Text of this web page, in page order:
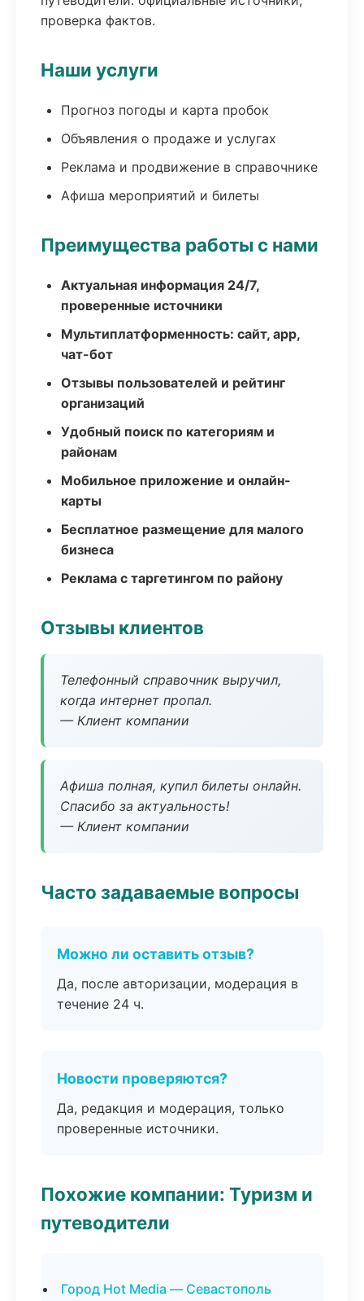
проверка фактов.
Наши услуги
Прогноз погоды и карта пробок
Объявления о продаже и услугах
Реклама и продвижение в справочнике
Афиша мероприятий и билеты
Преимущества работы с нами
Актуальная информация 24/7,
проверенные источники
Мультиплатформенность: сайт, app,
чат-бот
Отзывы пользователей и рейтинг
организаций
Удобный поиск по категориям и
районам
Мобильное приложение и онлайн-
карты
Бесплатное размещение для малого
бизнеса
Реклама с таргетингом по району
Отзывы клиентов
Телефонный справочник выручил,
когда интернет пропал.
— Клиент компании
Афиша полная, купил билеты онлайн.
Спасибо за актуальность!
— Клиент компании
Часто задаваемые вопросы
Можно ли оставить отзыв?
Да, после авторизации, модерация в
течение 24 ч.
Новости проверяются?
Да, редакция и модерация, только
проверенные источники.
Похожие компании: Туризм и
путеводители
Город Hot Media — Севастополь